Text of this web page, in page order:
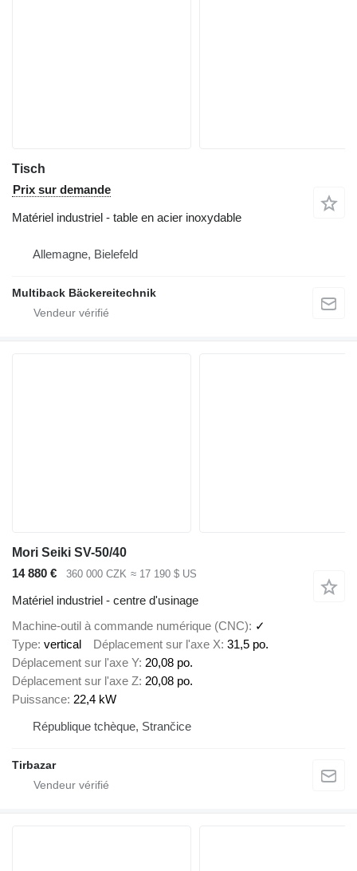
Tisch
Prix sur demande
Matériel industriel - table en acier inoxydable
Allemagne, Bielefeld
Multiback Bäckereitechnik
Mori Seiki SV-50/40
14 880 €
360 000 CZK ≈ 17 190 $ US
Matériel industriel - centre d'usinage
Machine-outil à commande numérique (CNC)
✓
Type vertical Déplacement sur l'axe X 31,5 po.
Déplacement sur l'axe Y 20,08 po.
Déplacement sur l'axe Z 20,08 po.
Puissance 22,4 kW
République tchèque, Strančice
Tirbazar